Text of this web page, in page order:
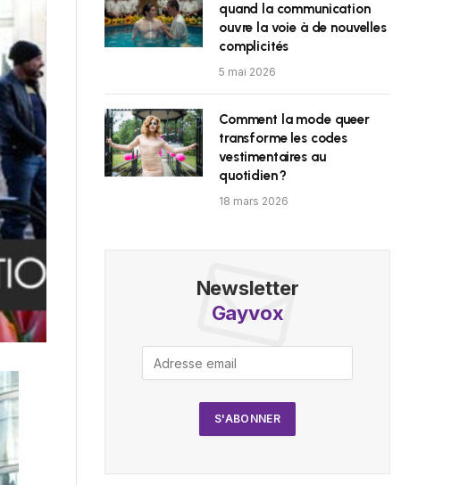
quand la communication
ouvre la voie à de nouvelles
complicités
5 mai 2026
Comment la mode queer
transforme les codes
vestimentaires au
quotidien ?
18 mars 2026
Newsletter
Gayvox